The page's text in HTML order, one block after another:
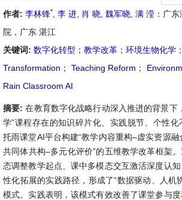
作者: 李林锋* 李 进 肖 晓 魏军晓 满 滢 ：广
院，广东 湛江
关键词: 数字化转型 ； 教学改革 ； 环境生物化学 ；
Transformation ； Teaching Reform ；
Rain Classroom AI
摘要:在教育数字化战略行动深入推进的背景下
学”课程存在的知识碎片化、实践脱节、个性
托雨课堂AI平台构建“教学内容重构–虚实资源
共同体共构–多元化评价”的五维教学改革框架
态调整教学起点、课中多模态交互激活深度认
性化拓展的实践路径，形成了“数据驱动、人机
模式。实践表明，该模式有效改善了课堂参与